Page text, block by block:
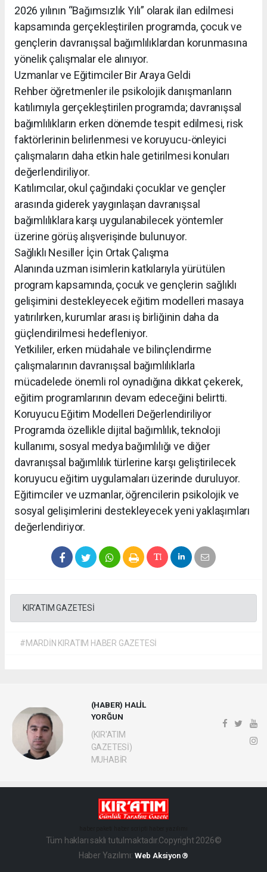
2026 yılının “Bağımsızlık Yılı” olarak ilan edilmesi
kapsamında gerçekleştirilen programda, çocuk ve
gençlerin davranışsal bağımlılıklardan korunmasına
yönelik çalışmalar ele alınıyor.
Uzmanlar ve Eğitimciler Bir Araya Geldi
Rehber öğretmenler ile psikolojik danışmanların
katılımıyla gerçekleştirilen programda; davranışsal
bağımlılıkların erken dönemde tespit edilmesi, risk
faktörlerinin belirlenmesi ve koruyucu-önleyici
çalışmaların daha etkin hale getirilmesi konuları
değerlendiriliyor.
Katılımcılar, okul çağındaki çocuklar ve gençler
arasında giderek yaygınlaşan davranışsal
bağımlılıklara karşı uygulanabilecek yöntemler
üzerine görüş alışverişinde bulunuyor.
Sağlıklı Nesiller İçin Ortak Çalışma
Alanında uzman isimlerin katkılarıyla yürütülen
program kapsamında, çocuk ve gençlerin sağlıklı
gelişimini destekleyecek eğitim modelleri masaya
yatırılırken, kurumlar arası iş birliğinin daha da
güçlendirilmesi hedefleniyor.
Yetkililer, erken müdahale ve bilinçlendirme
çalışmalarının davranışsal bağımlılıklarla
mücadelede önemli rol oynadığına dikkat çekerek,
eğitim programlarının devam edeceğini belirtti.
Koruyucu Eğitim Modelleri Değerlendiriliyor
Programda özellikle dijital bağımlılık, teknoloji
kullanımı, sosyal medya bağımlılığı ve diğer
davranışsal bağımlılık türlerine karşı geliştirilecek
koruyucu eğitim uygulamaları üzerinde duruluyor.
Eğitimciler ve uzmanlar, öğrencilerin psikolojik ve
sosyal gelişimlerini destekleyecek yeni yaklaşımları
değerlendiriyor.
KIR'ATIM GAZETESİ
#MARDİN KIRATIM HABER GAZETESİ
(HABER) HALİL
YORĞUN
(KIR'ATIM
GAZETESİ)
MUHABİR
Tüm hakları saklı tutulmaktadır.Copyright 2026©
Haber Yazılımı: Web Aksiyon ®